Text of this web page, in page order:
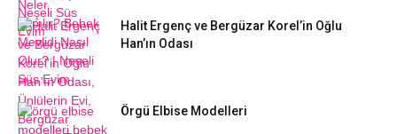
Halit Ergenç ve Bergüzar Korel’in Oğlu
Han’ın Odası
Örgü Elbise Modelleri